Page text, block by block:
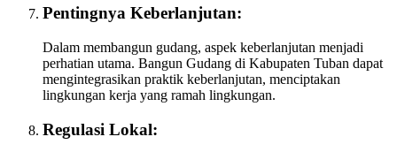
Pentingnya Keberlanjutan:
Dalam membangun gudang, aspek keberlanjutan menjadi
perhatian utama. Bangun Gudang di Kabupaten Tuban dapat
mengintegrasikan praktik keberlanjutan, menciptakan
lingkungan kerja yang ramah lingkungan.
Regulasi Lokal: